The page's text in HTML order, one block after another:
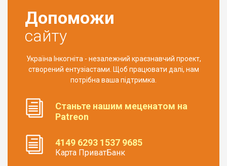
Допоможи
сайту
Україна Інкогніта - незалежний краєзнавчий проект,
створений ентузіастами. Щоб працювати далі, нам
потрібна ваша підтримка.
Станьте нашим меценатом на
Patreon
4149 6293 1537 9685
Карта ПриватБанк